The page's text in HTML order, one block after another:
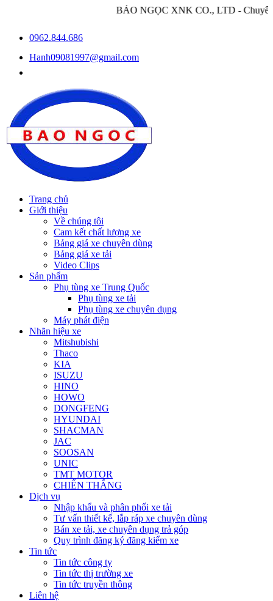
BẢO NGỌC XNK CO., LTD - Chuyên nhập
0962.844.686
Hanh09081997@gmail.com
Trang chủ
Giới thiệu
Về chúng tôi
Cam kết chất lượng xe
Bảng giá xe chuyên dùng
Bảng giá xe tải
Video Clips
Sản phẩm
Phụ tùng xe Trung Quốc
Phụ tùng xe tải
Phụ tùng xe chuyên dụng
Máy phát điện
Nhãn hiệu xe
Mitshubishi
Thaco
KIA
ISUZU
HINO
HOWO
DONGFENG
HYUNDAI
SHACMAN
JAC
SOOSAN
UNIC
TMT MOTOR
CHIẾN THẮNG
Dịch vụ
Nhập khẩu và phân phối xe tải
Tư vấn thiết kế, lắp ráp xe chuyên dùng
Bán xe tải, xe chuyên dụng trả góp
Quy trình đăng ký đăng kiểm xe
Tin tức
Tin tức công ty
Tin tức thị trường xe
Tin tức truyền thông
Liên hệ